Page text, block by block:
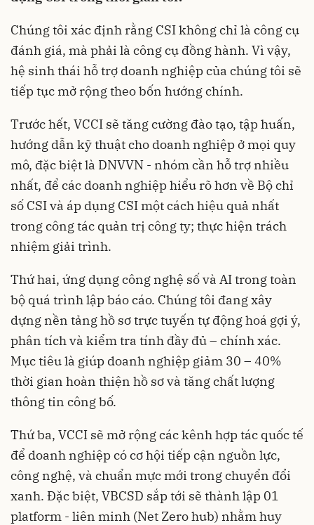
Chúng tôi xác định rằng CSI không chỉ là công cụ
đánh giá, mà phải là công cụ đồng hành. Vì vậy,
hệ sinh thái hỗ trợ doanh nghiệp của chúng tôi sẽ
tiếp tục mở rộng theo bốn hướng chính.
Trước hết, VCCI sẽ tăng cường đào tạo, tập huấn,
hướng dẫn kỹ thuật cho doanh nghiệp ở mọi quy
mô, đặc biệt là DNVVN - nhóm cần hỗ trợ nhiều
nhất, để các doanh nghiệp hiểu rõ hơn về Bộ chỉ
số CSI và áp dụng CSI một cách hiệu quả nhất
trong công tác quản trị công ty; thực hiện trách
nhiệm giải trình.
Thứ hai, ứng dụng công nghệ số và AI trong toàn
bộ quá trình lập báo cáo. Chúng tôi đang xây
dựng nền tảng hồ sơ trực tuyến tự động hoá gợi ý,
phân tích và kiểm tra tính đầy đủ – chính xác.
Mục tiêu là giúp doanh nghiệp giảm 30 – 40%
thời gian hoàn thiện hồ sơ và tăng chất lượng
thông tin công bố.
Thứ ba, VCCI sẽ mở rộng các kênh hợp tác quốc tế
để doanh nghiệp có cơ hội tiếp cận nguồn lực,
công nghệ, và chuẩn mực mới trong chuyển đổi
xanh. Đặc biệt, VBCSD sắp tới sẽ thành lập 01
platform - liên minh (Net Zero hub) nhằm huy